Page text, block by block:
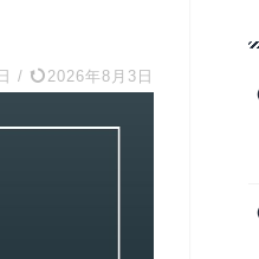
/ 2026年8月3日